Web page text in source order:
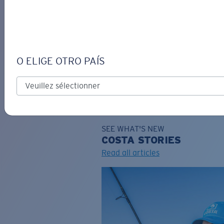
GRAVURE
Costa Stories
SEE WHAT'S NEW
COSTA STORIES
Read all articles
O ELIGE OTRO PAÍS